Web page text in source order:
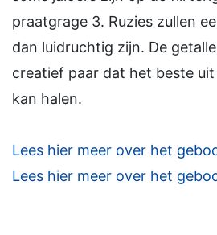
praatgrage 3. Ruzies zullen
dan luidruchtig zijn. De
creatief paar dat het beste
kan halen.
Lees hier meer over het
Lees hier meer over het